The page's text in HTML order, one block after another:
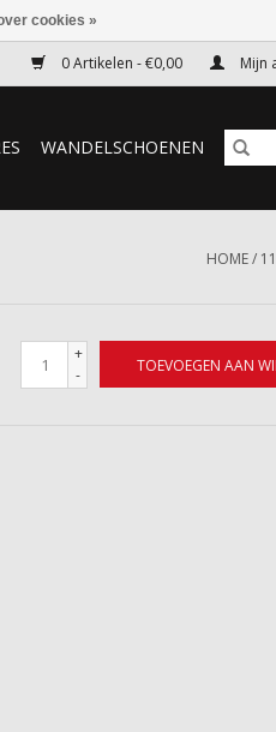
0 Artikelen - €0,00 Mijn
WANDELSCHOENEN
HOME/
+
-
TOEVOEGEN AAN
cookies »